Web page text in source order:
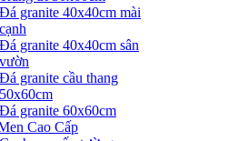
granite 40x40cm mài
granite 40x40cm sân
granite cầu thang
granite 60x60cm
Cao Cấp